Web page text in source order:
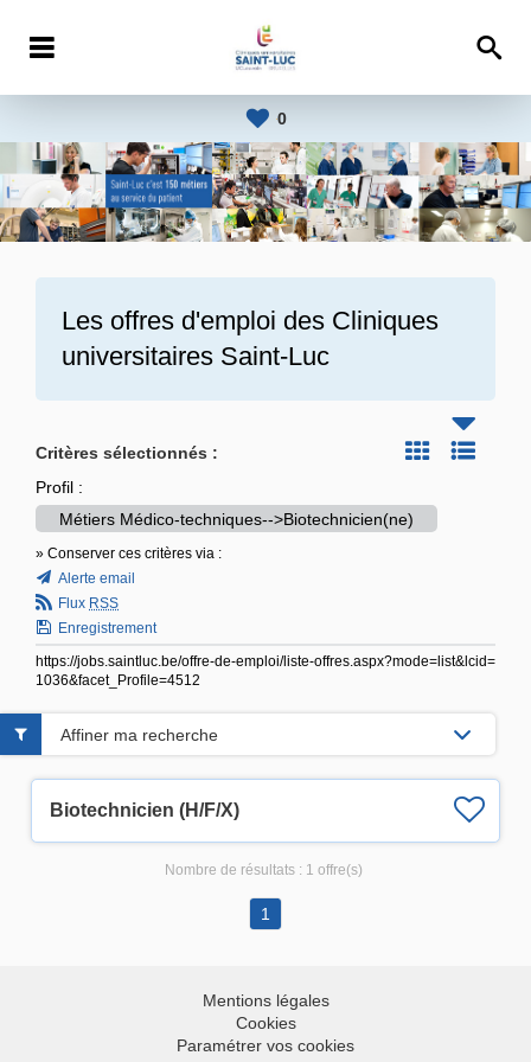
0
Les offres d'emploi des Cliniques
universitaires Saint-Luc
Critères sélectionnés :
Profil :
Métiers Médico-techniques-->Biotechnicien(ne)
» Conserver ces critères via :
Alerte email
Flux RSS
Enregistrement
https://jobs.saintluc.be/offre-de-emploi/liste-offres.aspx?mode=list&lcid=
1036&facet_Profile=4512
Biotechnicien (H/F/X)
Affiner ma recherche
Nombre de résultats : 1 offre(s)
1
Mentions légales
Cookies
Paramétrer vos cookies